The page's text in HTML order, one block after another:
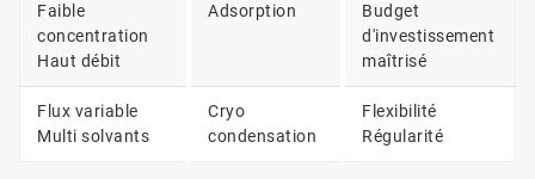
Faible
concentration
Haut débit
Adsorption
Budget
d'investissement
maîtrisé
Flux variable
Multi solvants
Cryo
condensation
Flexibilité
Régularité